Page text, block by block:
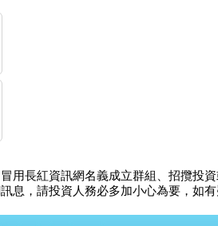
用長紅資訊網名義成立群組、招攬投
息，請投資人務必多加小心為要，如